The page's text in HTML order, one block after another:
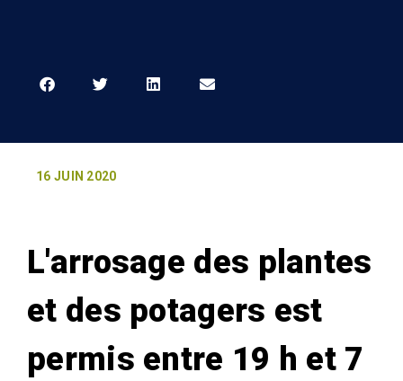
16 JUIN 2020
L'arrosage des plantes
et des potagers est
permis entre 19 h et 7